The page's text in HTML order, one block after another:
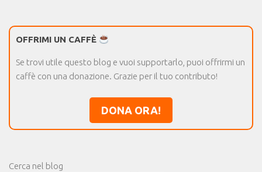
OFFRIMI UN CAFFÈ
Se trovi utile questo blog e vuoi supportarlo, puoi offrirmi un
caffè con una donazione. Grazie per il tuo contributo!
DONA ORA!
Cerca nel blog